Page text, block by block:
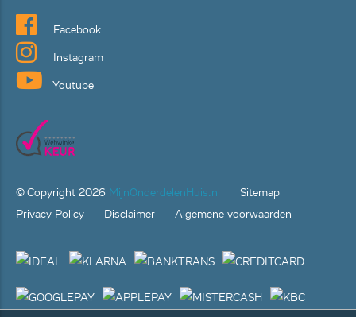
Facebook
Instagram
Youtube
© Copyright 2026 MijnOnderdelenHuis.nl
Sitemap
Privacy Policy
Disclaimer Algemene voorwaarden